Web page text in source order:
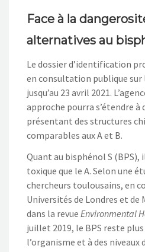
Face à la
alternatives au
Le dossier d’identification
en consultation publique sur
jusqu’au 23 avril 2021.
approche pourra s’étendre à
présentant des structures
comparables aux A et B.
Quant au bisphénol S
toxique que le A. Selon une
chercheurs toulousains, en
Universités de Londres et
dans la revue Environmental
juillet 2019, le BPS reste
l’organisme et à des